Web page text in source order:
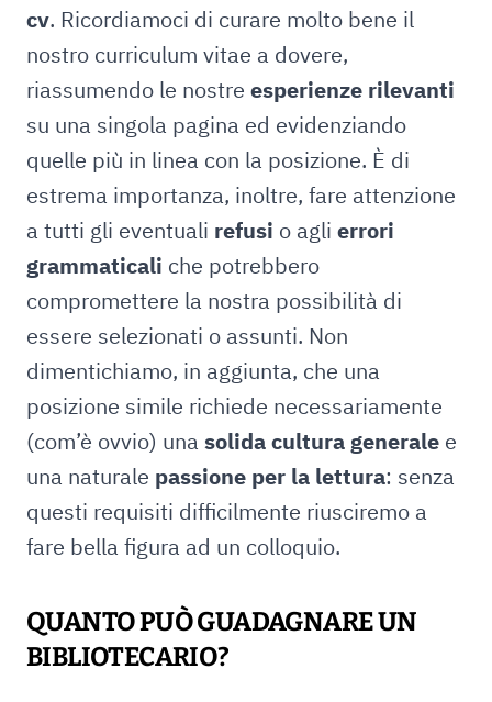
cv. Ricordiamoci di curare molto bene il
nostro curriculum vitae a dovere,
riassumendo le nostre esperienze rilevanti
su una singola pagina ed evidenziando
quelle più in linea con la posizione. È di
estrema importanza, inoltre, fare attenzione
a tutti gli eventuali refusi o agli errori
grammaticali che potrebbero
compromettere la nostra possibilità di
essere selezionati o assunti. Non
dimentichiamo, in aggiunta, che una
posizione simile richiede necessariamente
(com’è ovvio) una solida cultura generale e
una naturale passione per la lettura: senza
questi requisiti difficilmente riusciremo a
fare bella figura ad un colloquio.
QUANTO PUÒ GUADAGNARE UN
BIBLIOTECARIO?